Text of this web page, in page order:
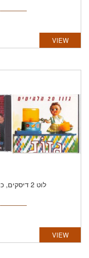
VIEW
לוט 2 דיסקים, כוורת וגזוז
VIEW